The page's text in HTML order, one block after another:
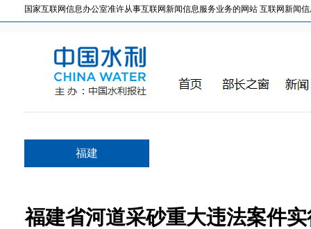
国家互联网信息办公室准许从事互联网新闻信息服务业务的网站 互联网新闻信
福建
福建省河道采砂重大违法案件